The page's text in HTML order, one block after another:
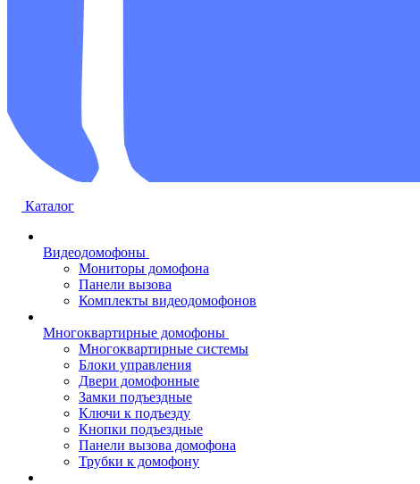
Каталог
Видеодомофоны
Мониторы домофона
Панели вызова
Комплекты видеодомофонов
Многоквартирные домофоны
Многоквартирные системы
Блоки управления
Двери домофонные
Замки подъездные
Ключи к подъезду
Кнопки подъездные
Панели вызова домофона
Трубки к домофону